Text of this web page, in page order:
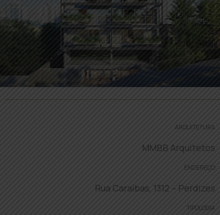
ARQUITETURA
MMBB Arquitetos
ENDEREÇO
Rua Caraíbas, 1312 – Perdizes
TIPOLOGIA